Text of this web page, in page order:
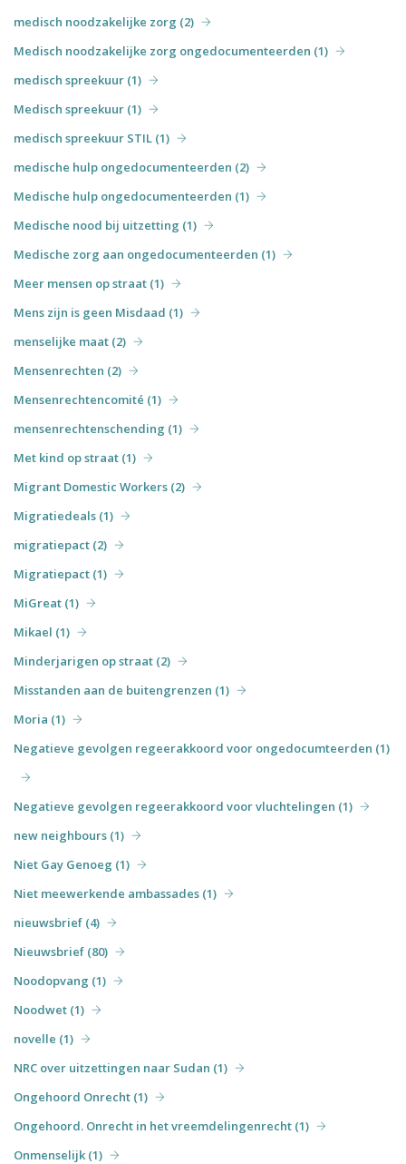
medisch noodzakelijke zorg (2)
Medisch noodzakelijke zorg ongedocumenteerden (1)
medisch spreekuur (1)
Medisch spreekuur (1)
medisch spreekuur STIL (1)
medische hulp ongedocumenteerden (2)
Medische hulp ongedocumenteerden (1)
Medische nood bij uitzetting (1)
Medische zorg aan ongedocumenteerden (1)
Meer mensen op straat (1)
Mens zijn is geen Misdaad (1)
menselijke maat (2)
Mensenrechten (2)
Mensenrechtencomité (1)
mensenrechtenschending (1)
Met kind op straat (1)
Migrant Domestic Workers (2)
Migratiedeals (1)
migratiepact (2)
Migratiepact (1)
MiGreat (1)
Mikael (1)
Minderjarigen op straat (2)
Misstanden aan de buitengrenzen (1)
Moria (1)
Negatieve gevolgen regeerakkoord voor ongedocumteerden (1)
Negatieve gevolgen regeerakkoord voor vluchtelingen (1)
new neighbours (1)
Niet Gay Genoeg (1)
Niet meewerkende ambassades (1)
nieuwsbrief (4)
Nieuwsbrief (80)
Noodopvang (1)
Noodwet (1)
novelle (1)
NRC over uitzettingen naar Sudan (1)
Ongehoord Onrecht (1)
Ongehoord. Onrecht in het vreemdelingenrecht (1)
Onmenselijk (1)